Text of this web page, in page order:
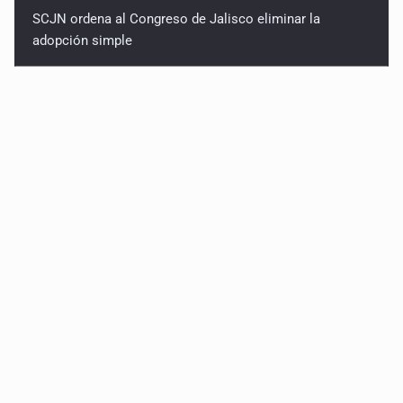
SCJN ordena al Congreso de Jalisco eliminar la
adopción simple